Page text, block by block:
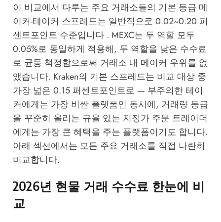
이 비교에서 다루는 주요 거래소들의 기본 등급 메
이커-테이커 스프레드는 일반적으로 0.02~0.20 퍼
센트포인트 수준입니다 . MEXC는 두 역할 모두
0.05%로 동일하게 적용해, 두 역할을 낮은 수수료
로 균등 책정함으로써 거래소 내 메이커 우위를 없
앴습니다. Kraken의 기본 스프레드는 비교 대상 중
가장 넓은 0.15 퍼센트포인트로 — 부주의한 테이
커에게는 가장 비싼 플랫폼인 동시에, 거래량 등급
을 꾸준히 올리는 규율 있는 지정가 주문 트레이더
에게는 가장 큰 혜택을 주는 플랫폼이기도 합니다.
아래 섹션에서는 모든 주요 거래소를 직접 나란히
비교합니다.
2026년 현물 거래 수수료 한눈에 비
교